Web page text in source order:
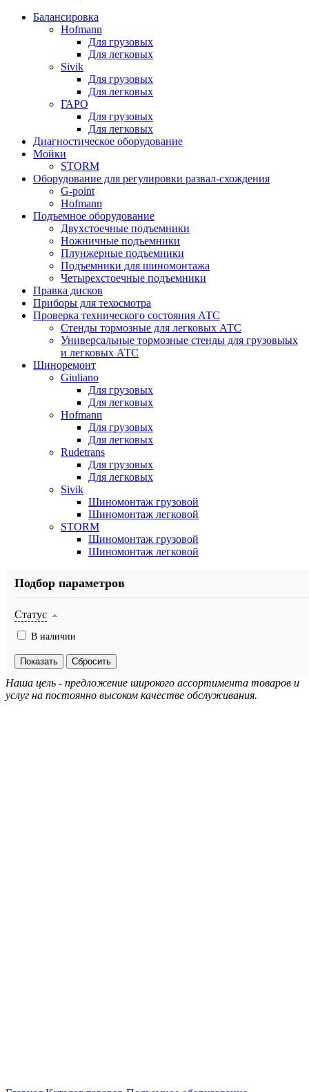
Балансировка
Hofmann
Для грузовых
Для легковых
Sivik
Для грузовых
Для легковых
ГАРО
Для грузовых
Для легковых
Диагностическое оборудование
Мойки
STORM
Оборудование для регулировки развал-схождения
G-point
Hofmann
Подъемное оборудование
Двухстоечные подъемники
Ножничные подъемники
Плунжерные подъемники
Подъемники для шиномонтажа
Четырехстоечные подъемники
Правка дисков
Приборы для техосмотра
Проверка технического состояния АТС
Стенды тормозные для легковых АТС
Универсальные тормозные стенды для грузовыых
и легковых АТС
Шиноремонт
Giuliano
Для грузовых
Для легковых
Hofmann
Для грузовых
Для легковых
Rudetrans
Для грузовых
Для легковых
Sivik
Шиномонтаж грузовой
Шиномонтаж легковой
STORM
Шиномонтаж грузовой
Шиномонтаж легковой
Подбор параметров
Статус
В наличии
Наша цель - предложение широкого ассортимента товаров и
услуг на постоянно высоком качестве обслуживания.